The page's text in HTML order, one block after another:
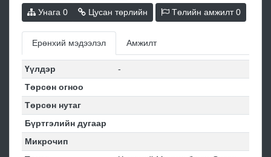
Унага 0 Цусан төрлийн Төлийн амжилт0
Ерөнхий мэдээлэл Амжилт
Үүлдэр
-
Төрсөн огноо
Төрсөн нутаг
Бүртгэлийн дугаар
Микрочип